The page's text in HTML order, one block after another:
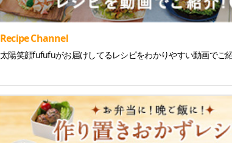
Recipe Channel
太陽笑顔fufufuがお届けしてるレシピをわかりやすい動画でご紹